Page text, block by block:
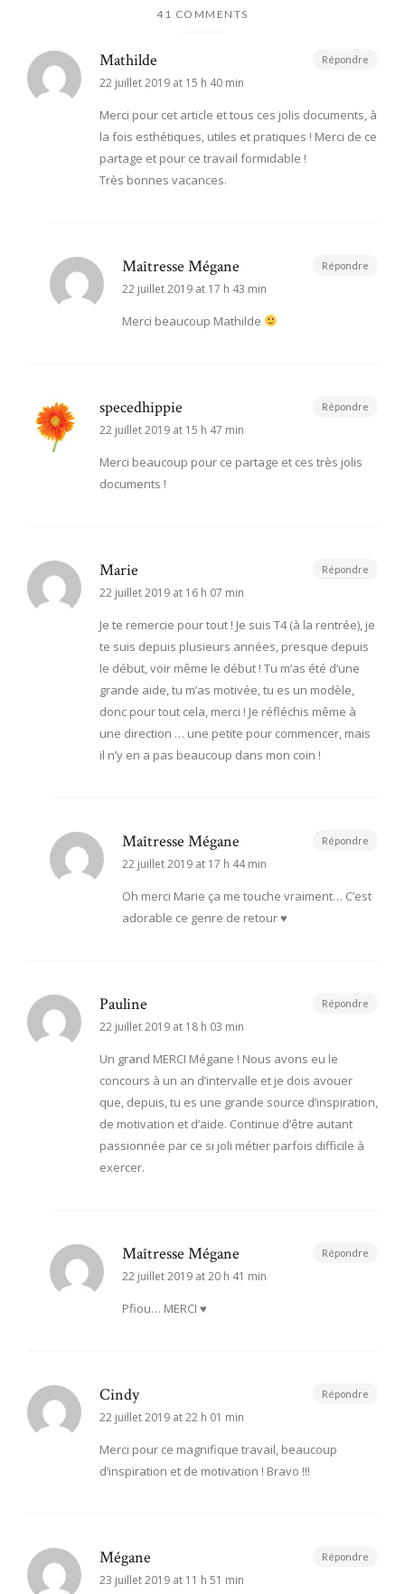
41 COMMENTS
Mathilde
22 juillet 2019 at 15 h 40 min
Merci pour cet article et tous ces jolis documents, à
la fois esthétiques, utiles et pratiques ! Merci de ce
partage et pour ce travail formidable !
Très bonnes vacances.
Répondre
Maîtresse Mégane
22 juillet 2019 at 17 h 43 min
Merci beaucoup Mathilde
Répondre
specedhippie
22 juillet 2019 at 15 h 47 min
Merci beaucoup pour ce partage et ces très jolis
documents !
Répondre
Marie
22 juillet 2019 at 16 h 07 min
Je te remercie pour tout ! Je suis T4 (à la rentrée), je
te suis depuis plusieurs années, presque depuis
le début, voir même le début ! Tu m’as été d’une
grande aide, tu m’as motivée, tu es un modèle,
donc pour tout cela, merci ! Je réfléchis même à
une direction … une petite pour commencer, mais
il n’y en a pas beaucoup dans mon coin !
Répondre
Maîtresse Mégane
22 juillet 2019 at 17 h 44 min
Oh merci Marie ça me touche vraiment… C’est
adorable ce genre de retour ♥
Répondre
Pauline
22 juillet 2019 at 18 h 03 min
Un grand MERCI Mégane ! Nous avons eu le
concours à un an d’intervalle et je dois avouer
que, depuis, tu es une grande source d’inspiration,
de motivation et d’aide. Continue d’être autant
passionnée par ce si joli métier parfois difficile à
exercer.
Répondre
Maîtresse Mégane
22 juillet 2019 at 20 h 41 min
Pfiou… MERCI ♥
Répondre
Cindy
22 juillet 2019 at 22 h 01 min
Merci pour ce magnifique travail, beaucoup
d’inspiration et de motivation ! Bravo !!!
Répondre
Mégane
23 juillet 2019 at 11 h 51 min
Répondre